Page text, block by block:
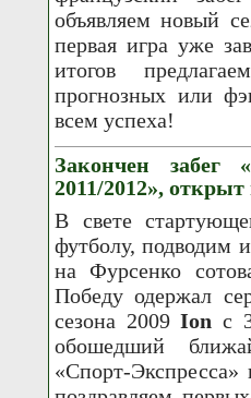
объявляем новый
первая игра уже
итогов
прогнозных или
всем успеха!
Закончен забег
2011/2012»,
В свете
футболу, подводим
на Фурсенко
Победу одержал
сезона 2009Ion с
обошедший
«Спорт-